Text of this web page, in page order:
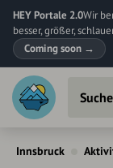
HEY Portale 2.0Wir
besser, größer,
Coming soon →
Innsbruck